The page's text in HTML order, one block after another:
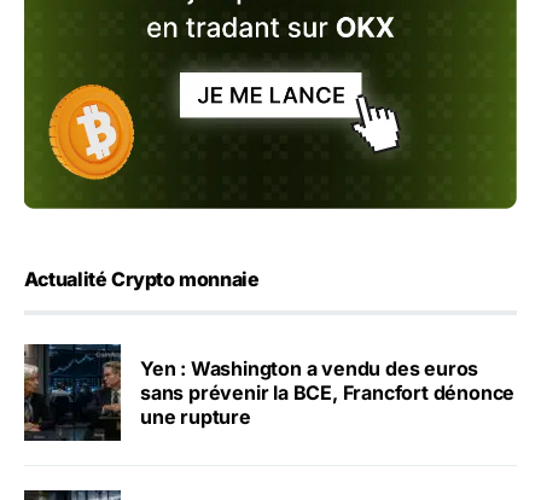
Actualité Crypto monnaie
Yen : Washington a vendu des euros
sans prévenir la BCE, Francfort dénonce
une rupture